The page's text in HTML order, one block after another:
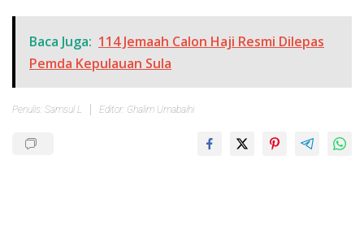
Baca Juga: 114 Jemaah Calon Haji Resmi Dilepas
Pemda Kepulauan Sula
Penulis: Samsul L Editor: Ghalim Umabaihi